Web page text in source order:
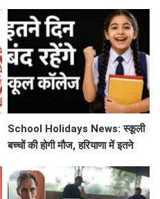
School Holidays News: स्कूली
बच्चों की होगी मौज, हरियाणा में इतने